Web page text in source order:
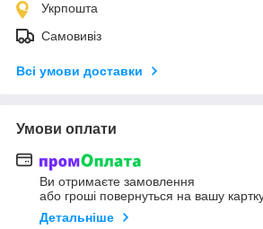
Укрпошта
Самовивіз
Всі умови доставки
Умови оплати
Ви отримаєте замовлення
або гроші повернуться на вашу
Детальніше